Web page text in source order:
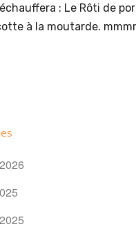
: Le Rôti de
à la moutarde.